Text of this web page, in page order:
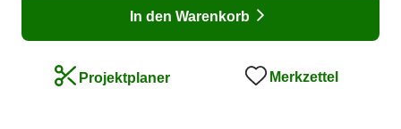
In den Warenkorb
Projektplaner Merkzettel